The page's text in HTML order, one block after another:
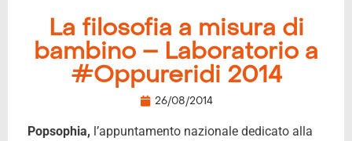
La filosofia a misura di
bambino – Laboratorio a
#Oppureridi 2014
26/08/2014
Popsophia, l’appuntamento nazionale dedicato alla